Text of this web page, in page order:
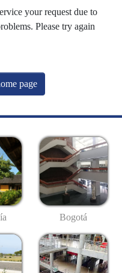
your request due to
Please try again
page
Bogotá